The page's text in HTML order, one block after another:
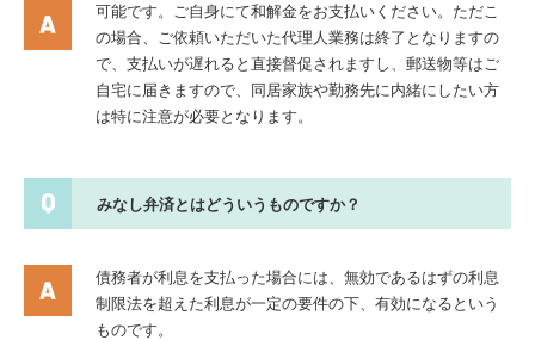
可能です。ご自身にて和解金をお支払いください。ただこ
の場合、ご依頼いただいた代理人業務は終了となりますの
で、支払いが遅れると直接督促されますし、郵送物等はご
自宅に届きますので、同居家族や勤務先に内緒にしたい方
は特に注意が必要となります。
みなし弁済とはどういうものですか？
債務者が利息を支払った場合には、無効であるはずの利息
制限法を超えた利息が一定の要件の下、有効になるという
ものです。